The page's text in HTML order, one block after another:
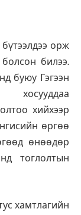
орж
болсон билээ.
буюу Гэгээн
хийхээр
өргөө
өнөөдөр
тоглолтын
хамтлагийн